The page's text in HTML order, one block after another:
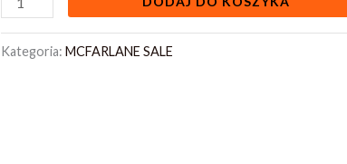
Horntail
Kategoria:MCFARLANE SALE